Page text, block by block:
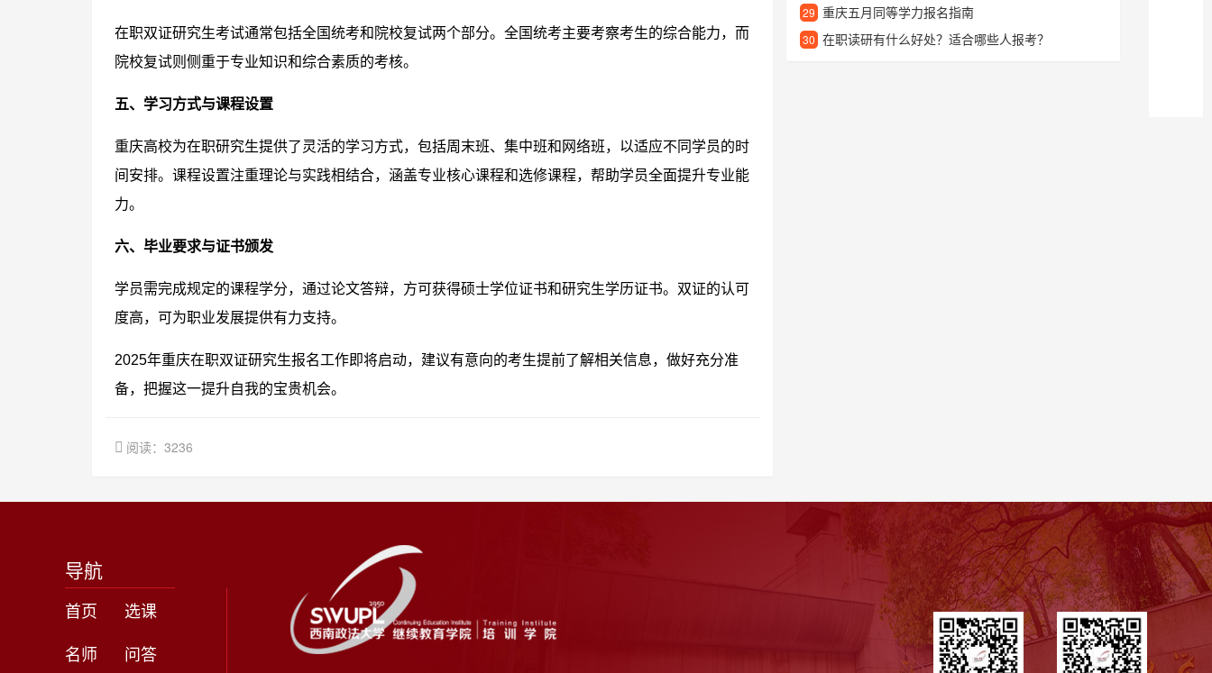
在职双证研究生考试通常包括全国统考和院校复试两个部分。全国统考主要考察考生的综合能力，而
院校复试则侧重于专业知识和综合素质的考核。
五、学习方式与课程设置
重庆高校为在职研究生提供了灵活的学习方式，包括周末班、集中班和网络班，以适应不同学员的时
间安排。课程设置注重理论与实践相结合，涵盖专业核心课程和选修课程，帮助学员全面提升专业能
力。
六、毕业要求与证书颁发
学员需完成规定的课程学分，通过论文答辩，方可获得硕士学位证书和研究生学历证书。双证的认可
度高，可为职业发展提供有力支持。
2025年重庆在职双证研究生报名工作即将启动，建议有意向的考生提前了解相关信息，做好充分准
备，把握这一提升自我的宝贵机会。
阅读：3236
29 重庆五月同等学力报名指南
30 在职读研有什么好处？适合哪些人报考？
导航
首页
选课
名师
问答